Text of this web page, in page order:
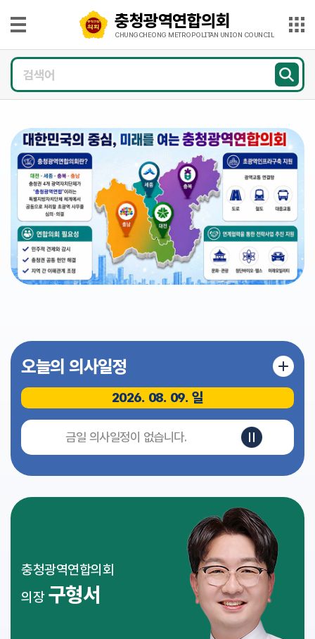
광
역
연
의
회
METROPOLITAN
UNION
COUNCIL
회
소
의
원
광
장
의
정
활
동
의
자
회
의
록
영
상
의
송
참
충청광역연합의회
CHUNGCHEONG METROPOLITAN UNION COUNCIL
오늘의 의사일정
2026. 08. 09. 일
금일 의사일정이 없습니다.
충청광역연합의회
의장 구형서